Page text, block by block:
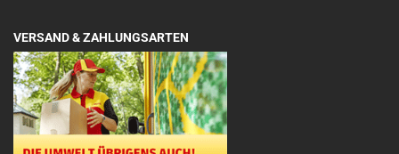
VERSAND & ZAHLUNGSARTEN